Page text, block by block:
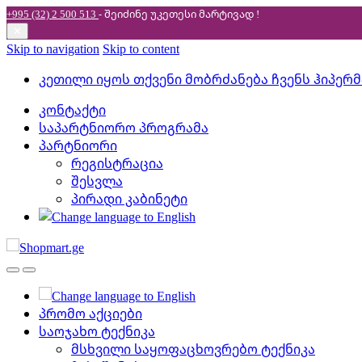
+995 (32) 2 500 513 - შეიძინე უკეთესიმარტივად !
Skip to navigation Skip to content
კეთილი იყოს თქვენი მობრძანება ჩვენს
კონტაქტი
საპარტნიორო პროგრამა
პარტნიორი
რეგისტრაცია
შესვლა
პირადი კაბინეტი
პრომო აქციები
საოჯახო ტექნიკა
მსხვილი საყოფაცხოვრებო ტექნიკა